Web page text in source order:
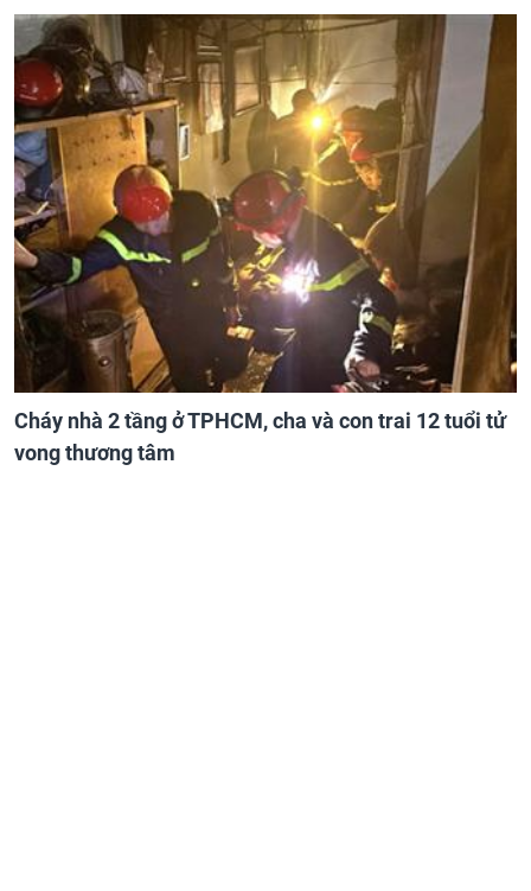
Cháy nhà 2 tầng ở TPHCM, cha và con trai 12 tuổi tử
vong thương tâm